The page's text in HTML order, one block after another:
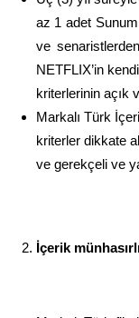
az 1 adet
ve
NETFLIX’in
kriterlerinin açık
Markalı Türk
kriterler dikkate
ve gerekçeli ve
İçerik